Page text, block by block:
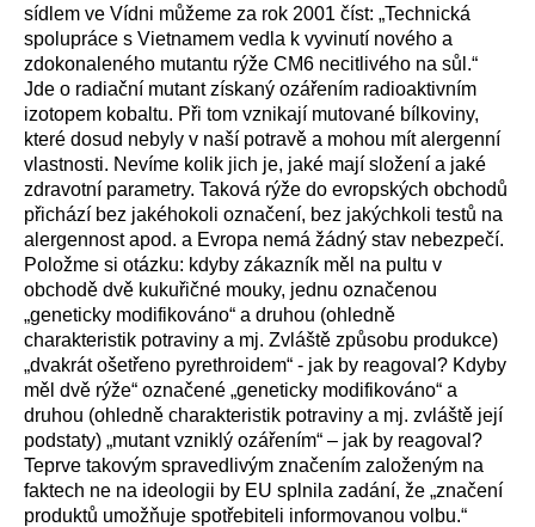
sídlem ve Vídni můžeme za rok 2001 číst: „Technická
spolupráce s Vietnamem vedla k vyvinutí nového a
zdokonaleného mutantu rýže CM6 necitlivého na sůl.“
Jde o radiační mutant získaný ozářením radioaktivním
izotopem kobaltu. Při tom vznikají mutované bílkoviny,
které dosud nebyly v naší potravě a mohou mít alergenní
vlastnosti. Nevíme kolik jich je, jaké mají složení a jaké
zdravotní parametry. Taková rýže do evropských obchodů
přichází bez jakéhokoli označení, bez jakýchkoli testů na
alergennost apod. a Evropa nemá žádný stav nebezpečí.
Položme si otázku: kdyby zákazník měl na pultu v
obchodě dvě kukuřičné mouky, jednu označenou
„geneticky modifikováno“ a druhou (ohledně
charakteristik potraviny a mj. Zvláště způsobu produkce)
„dvakrát ošetřeno pyrethroidem“ - jak by reagoval? Kdyby
měl dvě rýže“ označené „geneticky modifikováno“ a
druhou (ohledně charakteristik potraviny a mj. zvláště její
podstaty) „mutant vzniklý ozářením“ – jak by reagoval?
Teprve takovým spravedlivým značením založeným na
faktech ne na ideologii by EU splnila zadání, že „značení
produktů umožňuje spotřebiteli informovanou volbu.“